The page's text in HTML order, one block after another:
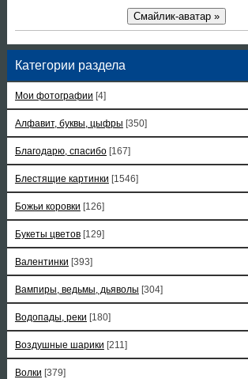
Смайлик-аватар »
Категории раздела
Мои фотографии [4]
Алфавит, буквы, цыфры [350]
Благодарю, спасибо [167]
Блестящие картинки [1546]
Божьи коровки [126]
Букеты цветов [129]
Валентинки [393]
Вампиры, ведьмы, дьяволы [304]
Водопады, реки [180]
Воздушные шарики [211]
Волки [379]